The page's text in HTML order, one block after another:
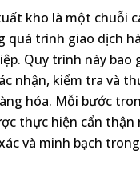
kho là một chuỗi
quá trình giao dịch
Quy trình này bao
nhận, kiểm tra và
hóa. Mỗi bước
thực hiện cẩn thận
và minh bạch